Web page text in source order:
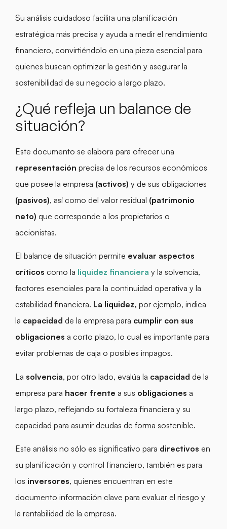
Su análisis cuidadoso facilita una planificación
estratégica más precisa y ayuda a medir el rendimiento
financiero, convirtiéndolo en una pieza esencial para
quienes buscan optimizar la gestión y asegurar la
sostenibilidad de su negocio a largo plazo.
¿Qué refleja un balance de
situación?
Este documento se elabora para ofrecer una
representación precisa de los recursos económicos
que posee la empresa (activos) y de sus obligaciones
(pasivos), así como del valor residual (patrimonio
neto) que corresponde a los propietarios o
accionistas.
El balance de situación permite evaluar aspectos
críticos como la liquidez financiera y la solvencia,
factores esenciales para la continuidad operativa y la
estabilidad financiera. La liquidez, por ejemplo, indica
la capacidad de la empresa para cumplir con sus
obligaciones a corto plazo, lo cual es importante para
evitar problemas de caja o posibles impagos.
La solvencia, por otro lado, evalúa la capacidad de la
empresa para hacer frente a sus obligaciones a
largo plazo, reflejando su fortaleza financiera y su
capacidad para asumir deudas de forma sostenible.
Este análisis no sólo es significativo para directivos en
su planificación y control financiero, también es para
los inversores, quienes encuentran en este
documento información clave para evaluar el riesgo y
la rentabilidad de la empresa.